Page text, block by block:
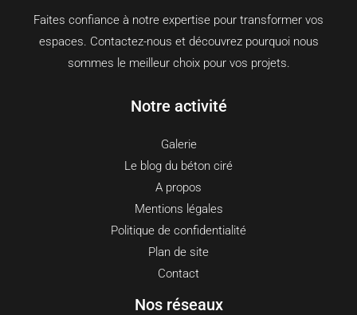
Faites confiance à notre expertise pour transformer vos
espaces. Contactez-nous et découvrez pourquoi nous
sommes le meilleur choix pour vos projets.
Notre activité
Galerie
Le blog du béton ciré
A propos
Mentions légales
Politique de confidentialité
Plan de site
Contact
Nos réseaux